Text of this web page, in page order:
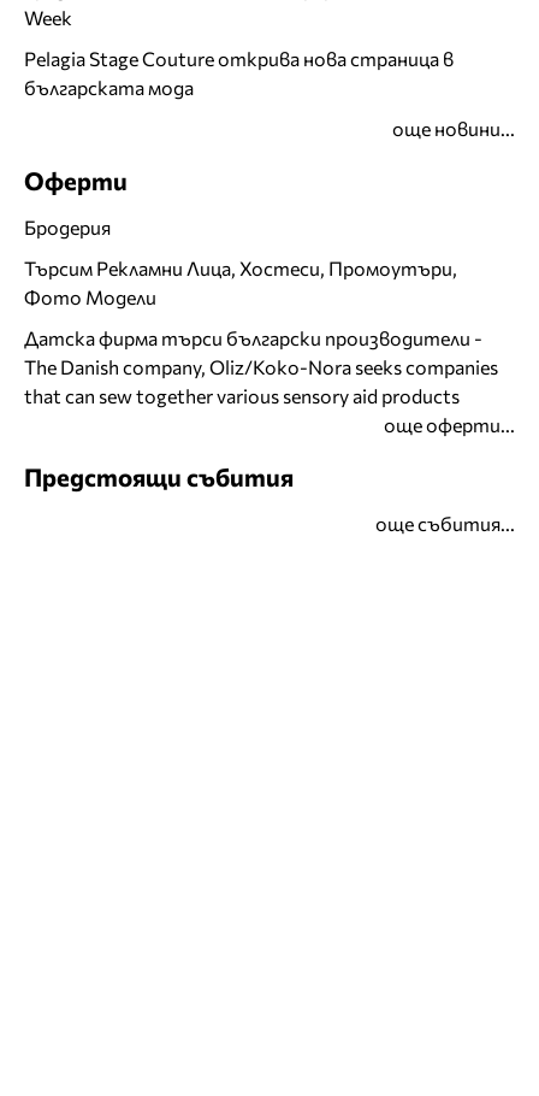
Week
Pelagia Stage Couture открива нова страница в
българската мода
още новини...
Оферти
Бродерия
Търсим Рекламни Лица, Хостеси, Промоутъри,
Фото Модели
Датска фирма търси български производители -
The Danish company, Oliz/Koko-Nora seeks companies
that can sew together various sensory aid products
още оферти...
Предстоящи събития
още събития...